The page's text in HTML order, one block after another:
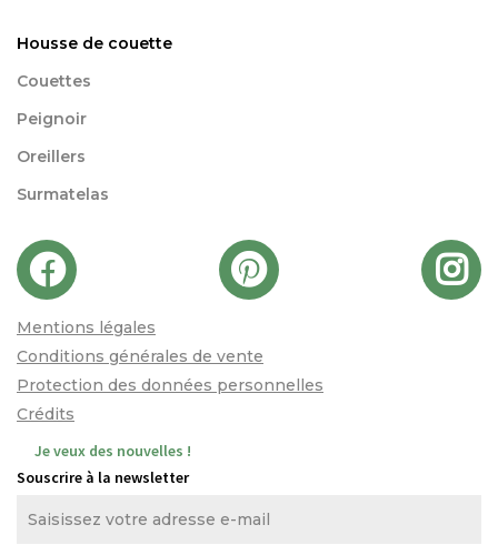
Housse de couette
Couettes
Peignoir
Oreillers
Surmatelas
Mentions légales
Conditions générales de vente
Protection des données personnelles
Crédits
Je veux des nouvelles !
Souscrire à la newsletter